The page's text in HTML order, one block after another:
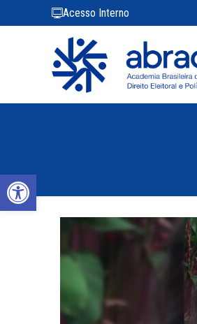
Abrir a barra de ferramentas
Acesso Interno